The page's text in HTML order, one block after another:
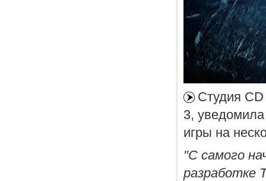
Студия
3,
игры на
"С самого
разработке